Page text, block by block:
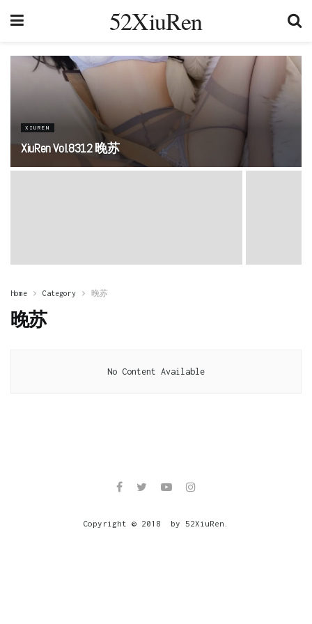
52XiuRen
XIUREN
XiuRen Vol.8312 晚苏
Home Category 晚苏
晚苏
No Content Available
Copyright © 2018 by 52XiuRen.